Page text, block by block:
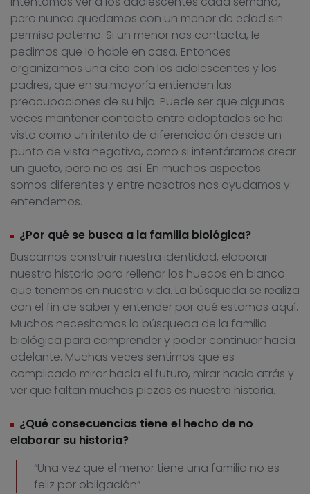
pero nunca quedamos con un menor de edad sin
permiso paterno. Si un menor nos contacta, le
pedimos que lo hable en casa. Entonces
organizamos una cita con los adolescentes y los
padres, que en su mayoría entienden las
preocupaciones de su hijo. Puede ser que algunas
veces mantener contacto entre adoptados se ha
visto como un intento de diferenciación desde un
punto de vista negativo, como si intentáramos crear
un gueto, pero no es así. En muchos aspectos
somos diferentes y entre nosotros nos ayudamos y
entendemos.
¿Por qué se busca a la familia biológica?
Buscamos construir nuestra identidad, elaborar
nuestra historia para rellenar los huecos en blanco
que tenemos en nuestra vida. La búsqueda se realiza
con el fin de saber y entender por qué estamos aquí.
Muchos necesitamos la búsqueda de la familia
biológica para comprender y poder continuar hacia
adelante. Muchas veces sentimos que es
complicado mirar hacia el futuro, mirar hacia atrás y
ver que faltan muchas piezas es nuestra historia.
¿Qué consecuencias tiene el hecho de no
elaborar su historia?
“Una vez que el menor tiene una familia no es
feliz por obligación”